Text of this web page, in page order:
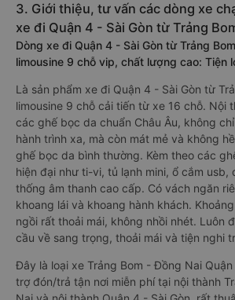
3. Giới thiệu, tư vấn các dòng xe
xe đi Quận 4 - Sài Gòn từ Trảng
Dòng xe đi Quận 4 - Sài Gòn từ Trảng
limousine 9 chỗ vip, chất lượng cao: Tiện
Là sản phẩm xe đi Quận 4 - Sài Gòn từ
limousine 9 chỗ cải tiến từ xe 16 chỗ. Nội
các ghế bọc da chuẩn Châu Âu, không
hành trình xa, mà còn mát mẻ và không
ghế bọc da bình thường. Kèm theo các
hiện đại như ti-vi, tủ lạnh mini, ổ cắm usb,
thống âm thanh cao cấp. Có vách ngăn
khoang lái và khoang hành khách.
ngồi rất thoải mái, không nhồi nhét. Luôn
cầu về sang trọng, thoải mái và tiện nghi
Đây là loại xe Trảng Bom - Đồng Nai
trợ đón/trả tận nơi miễn phí tại nội thành